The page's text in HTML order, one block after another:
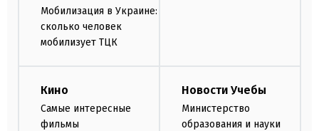
Мобилизация в Украине:
сколько человек
мобилизует ТЦК
Кино
Самые интересные
фильмы
Новости Учебы
Министерство
образования и науки